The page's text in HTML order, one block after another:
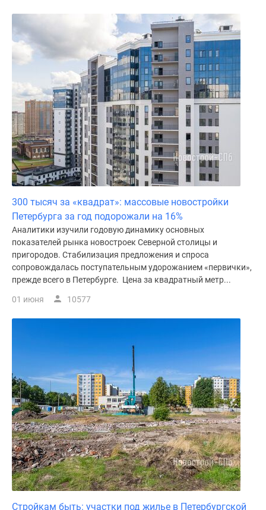
300 тысяч за «квадрат»: массовые новостройки
Петербурга за год подорожали на 16%
Аналитики изучили годовую динамику основных
показателей рынка новостроек Северной столицы и
пригородов. Стабилизация предложения и спроса
сопровождалась поступательным удорожанием «первички»,
прежде всего в Петербурге. Цена за квадратный метр...
01 июня 10577
Стройкам быть: участки под жилье в Петербургской